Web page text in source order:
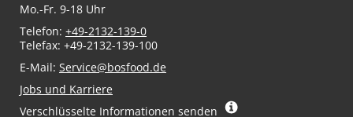
Mo.-Fr. 9-18 Uhr
Telefon: +49-2132-139-0
Telefax: +49-2132-139-100
E-Mail: Service@bosfood.de
Jobs und Karriere
Verschlüsselte Informationen senden